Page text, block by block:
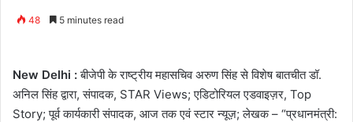
48 5 minutes read
New Delhi :बीजेपी के राष्ट्रीय महासचिव अरुण सिंह से विशेष बातचीत डॉ.
अनिल सिंह द्वारा, संपादक, STAR Views; एडिटोरियल एडवाइज़र, Top
Story; पूर्व कार्यकारी संपादक, आज तक एवं स्टार न्यूज़; लेखक – “प्रधानमंत्री: